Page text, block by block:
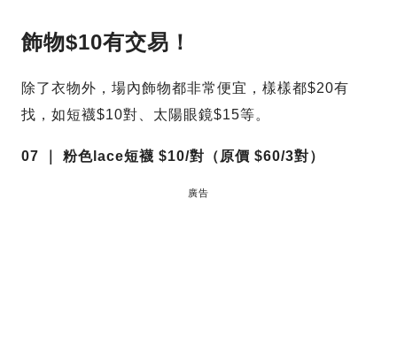
飾物$10有交易！
除了衣物外，場內飾物都非常便宜，樣樣都$20有
找，如短襪$10對、太陽眼鏡$15等。
07 ｜ 粉色lace短襪 $10/對（原價 $60/3對）
廣告